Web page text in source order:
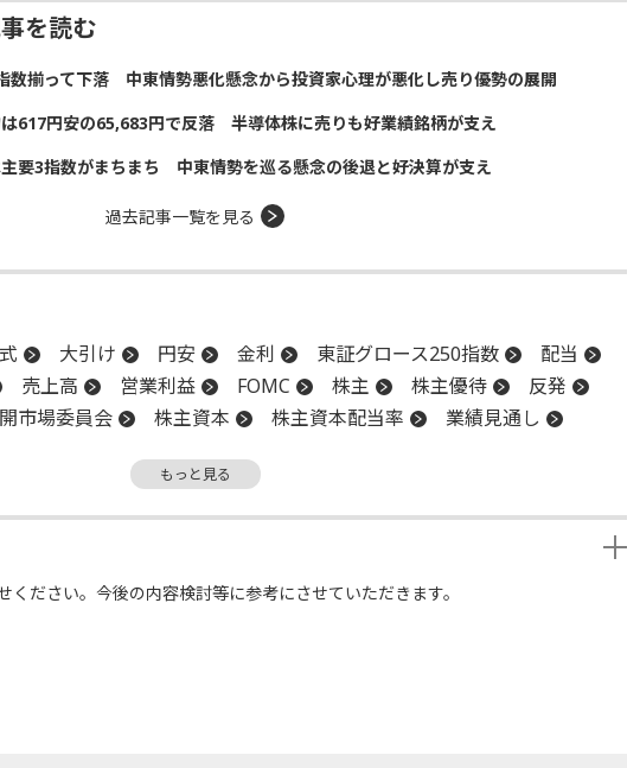
を読む
数揃って下落 中東情勢悪化懸念から投資家心理が悪化し売り優勢の展開
は617円安の65,683円で反落 半導体株に売りも好業績銘柄が支え
主要3指数がまちまち 中東情勢を巡る懸念の後退と好決算が支え
過去記事一覧を見る
大引け 円安 金利 東証グロース250指数
配当
売上高 営業利益 FOMC 株主 株主優待
反発
市場委員会 株主資本 株主資本配当率
業績見通し
もっと見る
ください。今後の内容検討等に参考にさせていただきます。